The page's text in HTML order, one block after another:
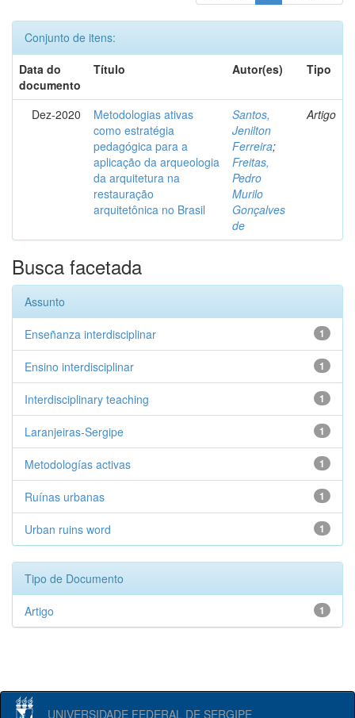
Conjunto de itens:
Data do
documento
Título Autor(es) Tipo
Dez-2020
Metodologias ativas
como estratégia
pedagógica para a
aplicação da arqueologia
da arquitetura na
restauração
arquitetônica no Brasil
Santos,
Jenilton
Ferreira;
Freitas,
Pedro
Murilo
Gonçalves
de
Artigo
Busca facetada
Assunto
1
Enseñanza interdisciplinar
1
Ensino interdisciplinar
1
Interdisciplinary teaching
1
Laranjeiras-Sergipe
1
Metodologías activas
1
Ruínas urbanas
1
Urban ruins word
Tipo de Documento
1
Artigo
UNIVERSIDADE FEDERAL DE SERGIPE